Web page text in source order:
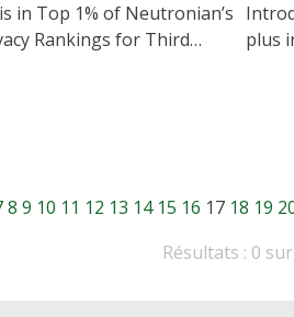
in Top 1% of Neutronian’s
Rankings for Third
plus
8 9 10 11 12 13 14 15 16 17 18 19
Résultats : 0